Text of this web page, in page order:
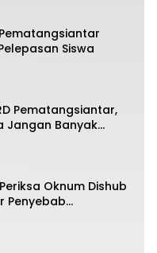
Siswa
Pematangsiantar,
Jangan Banyak
Oknum Dishub
Penyebab
Parkir